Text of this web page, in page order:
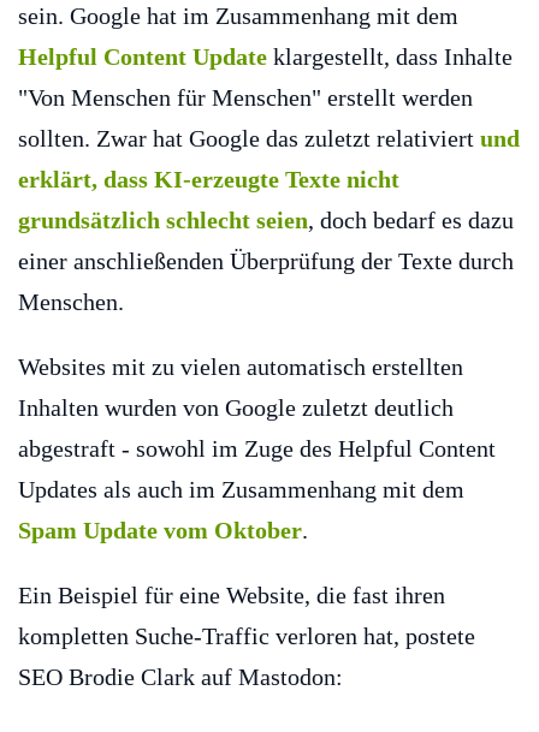
sein. Google hat im Zusammenhang mit dem
Helpful Content Update klargestellt, dass Inhalte
"Von Menschen für Menschen" erstellt werden
sollten. Zwar hat Google das zuletzt relativiert und
erklärt, dass KI-erzeugte Texte nicht
grundsätzlich schlecht seien, doch bedarf es dazu
einer anschließenden Überprüfung der Texte durch
Menschen.
Websites mit zu vielen automatisch erstellten
Inhalten wurden von Google zuletzt deutlich
abgestraft - sowohl im Zuge des Helpful Content
Updates als auch im Zusammenhang mit dem
Spam Update vom Oktober.
Ein Beispiel für eine Website, die fast ihren
kompletten Suche-Traffic verloren hat, postete
SEO Brodie Clark auf Mastodon: